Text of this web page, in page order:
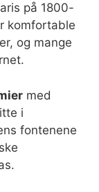
på 1800-
komfortable
og mange
med
i
fontenene